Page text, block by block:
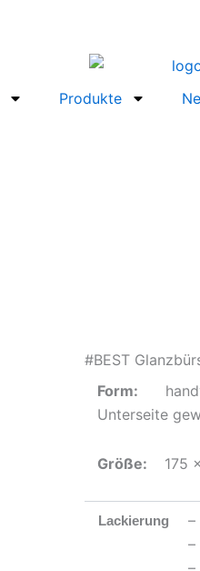
Produkte
#BEST
Form:
Unterseite
Größe: 175
Lackierung
–